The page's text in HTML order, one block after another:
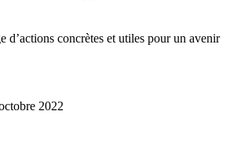
d’actions concrètes et utiles pour un avenir
2022